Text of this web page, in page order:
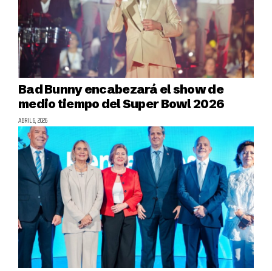
Bad Bunny encabezará el show de
medio tiempo del Super Bowl 2026
ABRIL 6, 2026